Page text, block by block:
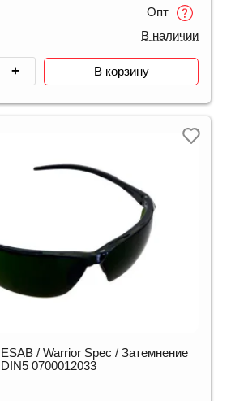
Опт
В наличии
+ В корзину
/ Warrior Spec / Затемнение
DIN5 0700012033